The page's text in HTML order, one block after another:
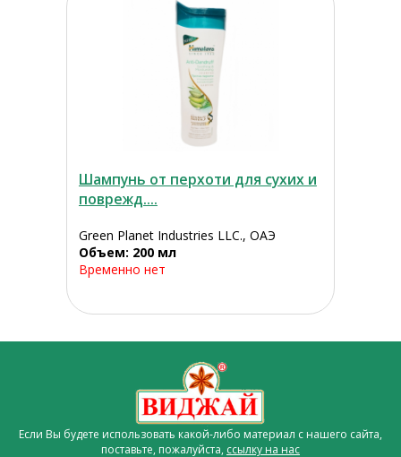
Шампунь от перхоти для сухих и
поврежд....
Green Planet Industries LLC., ОАЭ
Объем: 200 мл
Временно нет
Если Вы будете использовать какой-либо материал с нашего сайта,
поставьте, пожалуйста, ссылку на нас